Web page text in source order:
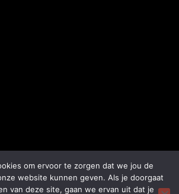
om ervoor te zorgen dat we jou de
website kunnen geven. Als je doorgaat
van deze site, gaan we ervan uit dat je